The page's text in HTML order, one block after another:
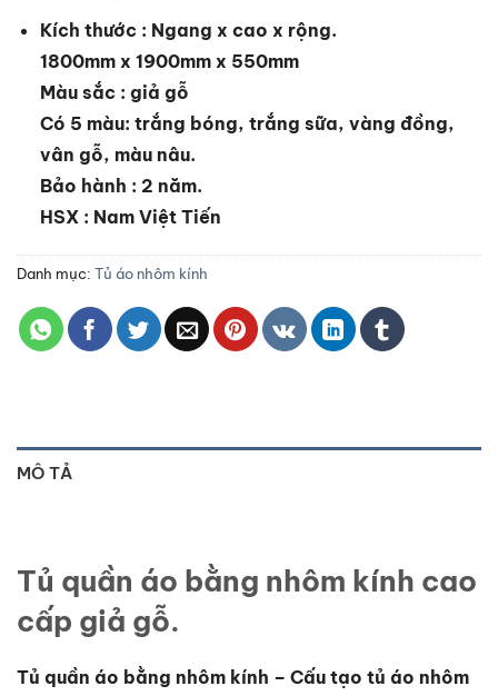
Kích thước : Ngang x cao x rộng.
1800mm x 1900mm x 550mm
Màu sắc : giả gỗ
Có 5 màu: trắng bóng, trắng sữa, vàng đồng,
vân gỗ, màu nâu.
Bảo hành : 2 năm.
HSX : Nam Việt Tiến
Danh mục: Tủ áo nhôm kính
MÔ TẢ
Tủ quần áo bằng nhôm kính cao
cấp giả gỗ.
Tủ quần áo bằng nhôm kính – Cấu tạo tủ áo nhôm